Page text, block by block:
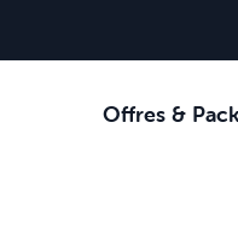
Offres &